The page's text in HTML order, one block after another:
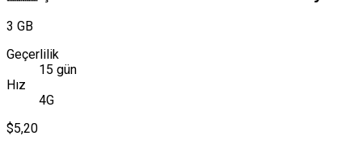
3 GB
Geçerlilik
15 gün
Hız
4G
$5,20